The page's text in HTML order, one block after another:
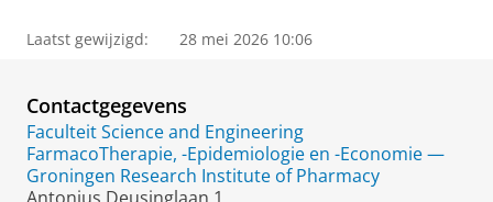
a
Laatst gewijzigd: 28 mei 2026 10:06
Contactgegevens
Faculteit Science and Engineering
FarmacoTherapie, -Epidemiologie en -Economie —
Groningen Research Institute of Pharmacy